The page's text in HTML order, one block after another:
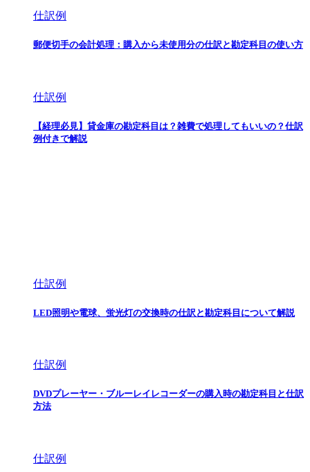
仕訳例
郵便切手の会計処理：購入から未使用分の仕訳と勘定科目の使い方
仕訳例
【経理必見】貸金庫の勘定科目は？雑費で処理してもいいの？仕訳
例付きで解説
仕訳例
LED照明や電球、蛍光灯の交換時の仕訳と勘定科目について解説
仕訳例
DVDプレーヤー・ブルーレイレコーダーの購入時の勘定科目と仕訳
方法
仕訳例